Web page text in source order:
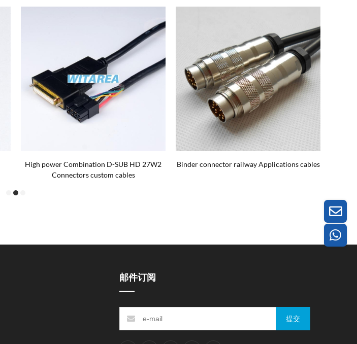
High power Combination D-SUB HD 27W2
Connectors custom cables
Binder connector railway Applications cables
邮件订阅
提交